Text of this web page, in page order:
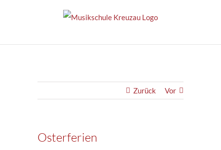
Zurück Vor
Osterferien